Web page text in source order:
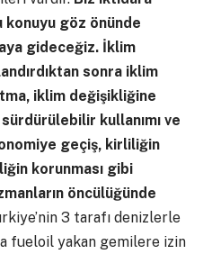
göz önünde
gideceğiz. İklim
sonra iklim
iklim değişikliğine
kullanımı ve
geçiş, kirliliğin
korunması gibi
öncülüğünde
3 tarafı denizlerle
fueloil yakan gemilere izin